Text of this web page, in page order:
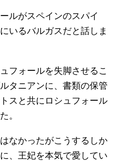
ルがスペインのスパイ
いるバルガスだと話しま
フォールを失脚させるこ
タニアンに、書類の保管
スと共にロシュフォール
。
なかったがこうするしか
、王妃を本気で愛してい